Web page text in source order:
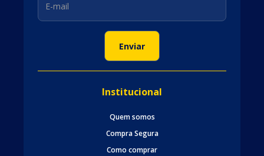
Institucional
Quem somos
Compra Segura
Como comprar